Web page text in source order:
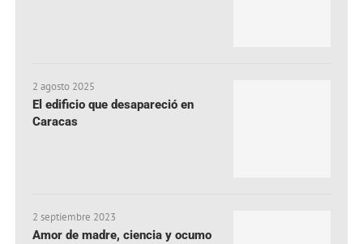
2 agosto 2025
El edificio que desapareció en
Caracas
2 septiembre 2023
Amor de madre, ciencia y ocumo